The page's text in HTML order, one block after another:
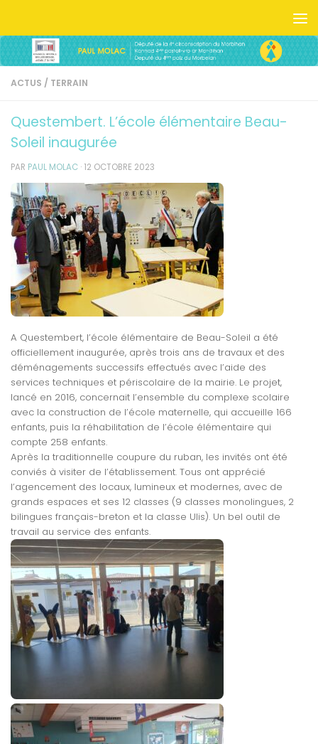
ACTUS / TERRAIN
Questembert. L’école élémentaire Beau-
Soleil inaugurée
PAR PAUL MOLAC · 12 OCTOBRE 2023
A Questembert, l’école élémentaire de Beau-Soleil a été
officiellement inaugurée, après trois ans de travaux et des
déménagements successifs effectués avec l’aide des
services techniques et périscolaire de la mairie. Le projet,
lancé en 2016, concernait l’ensemble du complexe scolaire
avec la construction de l’école maternelle, qui accueille 166
enfants, puis la réhabilitation de l’école élémentaire qui
compte 258 enfants.
Après la traditionnelle coupure du ruban, les invités ont été
conviés à visiter de l’établissement. Tous ont apprécié
l’agencement des locaux, lumineux et modernes, avec de
grands espaces et ses 12 classes (9 classes monolingues, 2
bilingues français-breton et la classe Ulis). Un bel outil de
travail au service des enfants.